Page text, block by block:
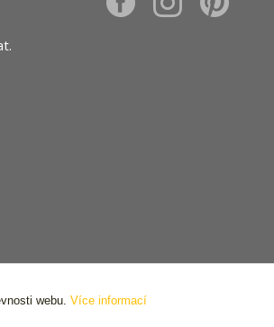
.
osobních údajů
webu. Více informací